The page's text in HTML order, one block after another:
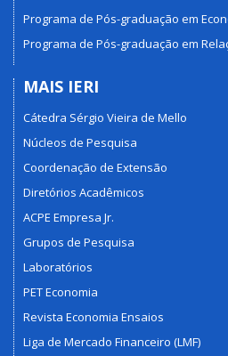
Programa de Pós-graduação em
Programa de Pós-graduação em
MAIS IERI
Cátedra Sérgio Vieira de Mello
Núcleos de Pesquisa
Coordenação de Extensão
Diretórios Acadêmicos
ACPE Empresa Jr.
Grupos de Pesquisa
Laboratórios
PET Economia
Revista Economia Ensaios
Liga de Mercado Financeiro (LMF)